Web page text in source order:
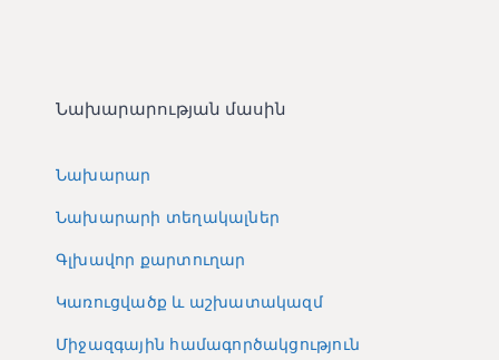
Նախարարության մասին
Նախարար
Նախարարի տեղակալներ
Գլխավոր քարտուղար
Կառուցվածք և աշխատակազմ
Միջազգային համագործակցություն